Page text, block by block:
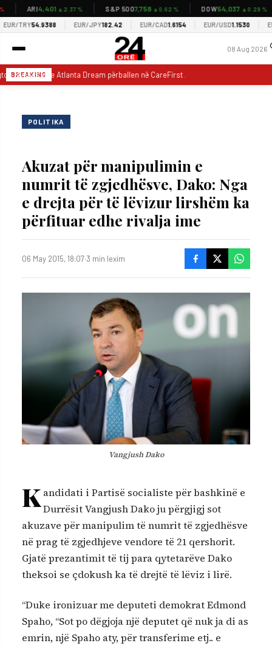
ARI4,401▲2.37 % S&P 5007,758▲0.62 % DOW54,037▲0.28 %
TRY54.9388 EUR/JPY182.42 EUR/CAD1.6154 EUR/USD1.1530
08 Aug 2026
BREAKING
Mystics dhe Atlanta Dream përballen në CareFirst Arena më 7 gusht 2026
POLITIKA
Akuzat për manipulimin e
numrit të zgjedhësve, Dako: Nga
e drejta për të lëvizur lirshëm ka
përfituar edhe rivalja ime
06 May 2015, 18:07·3 min lexim
Vangjush Dako
K andidati i Partisë socialiste për bashkinë e
Durrësit Vangjush Dako ju përgjigj sot
akuzave për manipulim të numrit të zgjedhësve
në prag të zgjedhjeve vendore të 21 qershorit.
Gjatë prezantimit të tij para qytetarëve Dako
theksoi se çdokush ka të drejtë të lëviz i lirë.
“Duke ironizuar me deputeti demokrat Edmond
Spaho, “Sot po dëgjoja një deputet që nuk ja di as
emrin, një Spaho aty, për transferime etj.. e